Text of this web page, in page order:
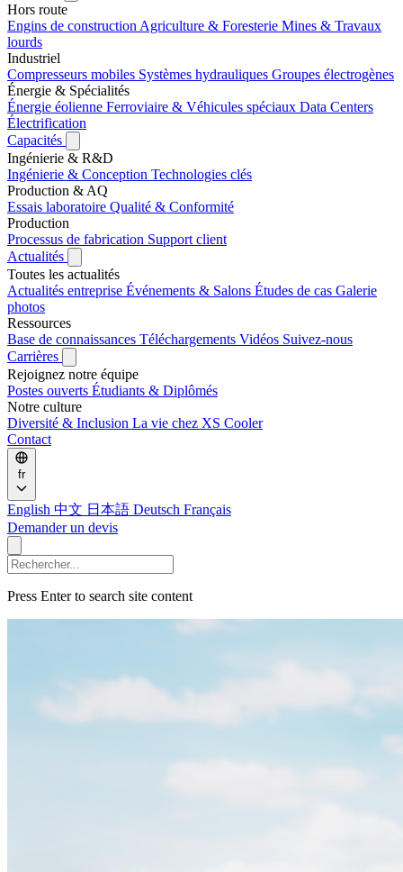
Hors route
Engins de construction Agriculture & Foresterie Mines & Travaux
lourds
Industriel
Compresseurs mobiles Systèmes hydrauliques Groupes électrogènes
Énergie & Spécialités
Énergie éolienne Ferroviaire & Véhicules spéciaux Data Centers
Électrification
Capacités
Ingénierie & R&D
Ingénierie & Conception Technologies clés
Production & AQ
Essais laboratoire Qualité & Conformité
Production
Processus de fabrication Support client
Actualités
Toutes les actualités
Actualités entreprise Événements & Salons Études de cas Galerie
photos
Ressources
Base de connaissances Téléchargements Vidéos Suivez-nous
Carrières
Rejoignez notre équipe
Postes ouverts Étudiants & Diplômés
Notre culture
Diversité & Inclusion La vie chez XS Cooler
Contact
fr
English 中文 日本語 Deutsch Français
Demander un devis
Press Enter to search site content